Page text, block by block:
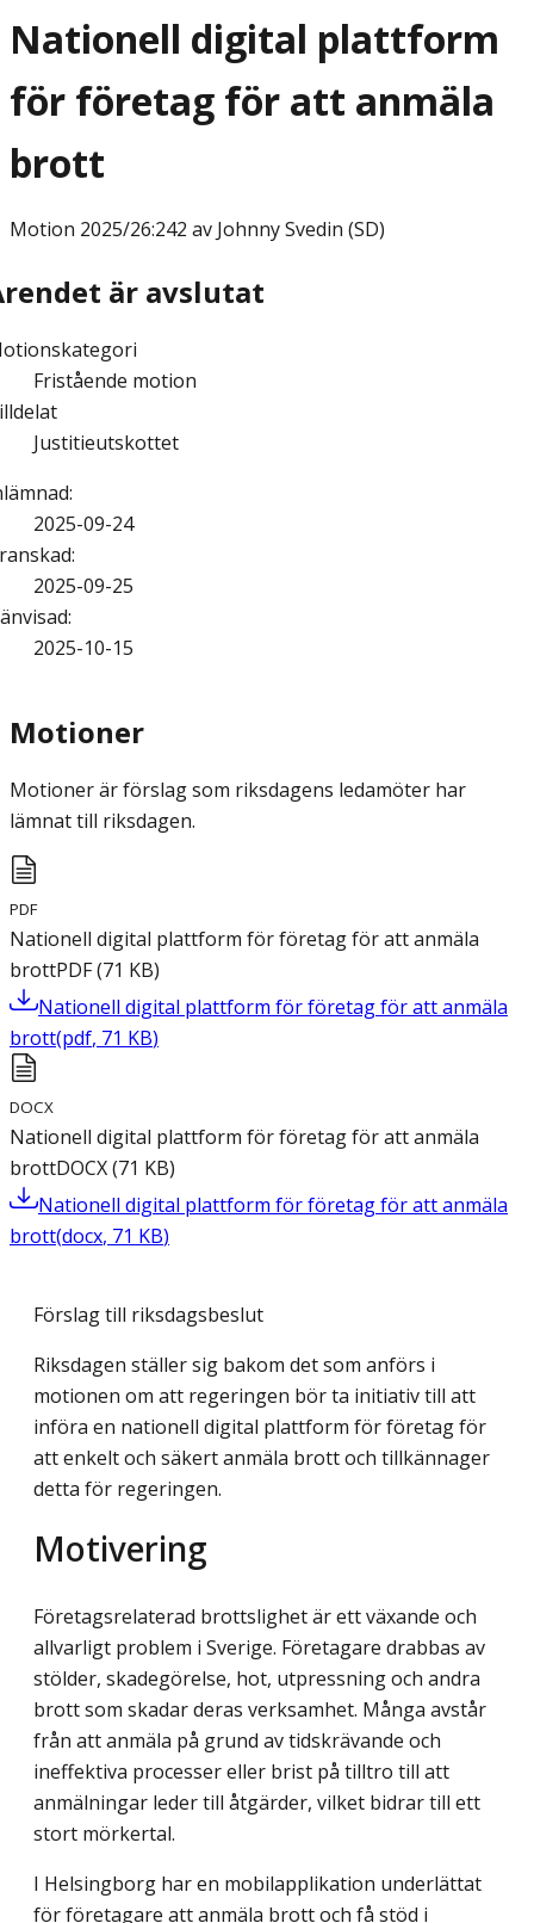
Nationell digital plattform
för företag för att anmäla
brott
Motion 2025/26:242 av Johnny Svedin (SD)
är avslutat
Fristående motion
Justitieutskottet
:
2025-09-24
:
2025-09-25
:
2025-10-15
Motioner
Motioner är förslag som riksdagens ledamöter har
lämnat till riksdagen.
PDF
Nationell digital plattform för företag för att anmäla
brottPDF(71 KB)
Nationell digital plattform för företag för att anmäla
brott(pdf, 71 KB)
DOCX
Nationell digital plattform för företag för att anmäla
brottDOCX(71 KB)
Nationell digital plattform för företag för att anmäla
brott(docx, 71 KB)
Förslag till riksdagsbeslut
Riksdagen ställer sig bakom det som anförs i
motionen om att regeringen bör ta initiativ till att
införa en nationell digital plattform för företag för
att enkelt och säkert anmäla brott och tillkännager
detta för regeringen.
Motivering
Företagsrelaterad brottslighet är ett växande och
allvarligt problem i Sverige. Företagare drabbas av
stölder, skadegörelse, hot, utpressning och andra
brott som skadar deras verksamhet. Många avstår
från att anmäla på grund av tidskrävande och
ineffektiva processer eller brist på tilltro till att
anmälningar leder till åtgärder, vilket bidrar till ett
stort mörkertal.
I Helsingborg har en mobilapplikation underlättat
för företagare att anmäla brott och få stöd i